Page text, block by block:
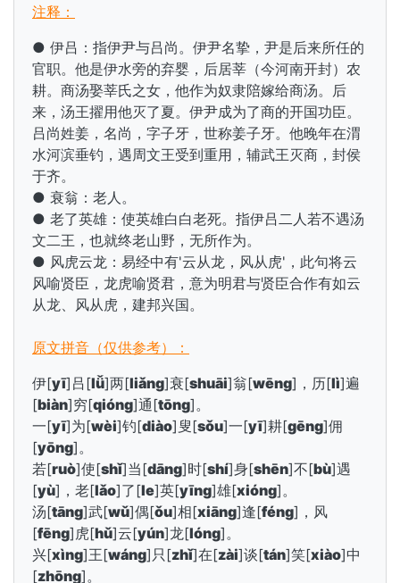
注释：
● 伊吕：指伊尹与吕尚。伊尹名挚，尹是后来所任的
官职。他是伊水旁的弃婴，后居莘（今河南开封）农
耕。商汤娶莘氏之女，他作为奴隶陪嫁给商汤。后
来，汤王擢用他灭了夏。伊尹成为了商的开国功臣。
吕尚姓姜，名尚，字子牙，世称姜子牙。他晚年在渭
水河滨垂钓，遇周文王受到重用，辅武王灭商，封侯
于齐。
● 衰翁：老人。
● 老了英雄：使英雄白白老死。指伊吕二人若不遇汤
文二王，也就终老山野，无所作为。
● 风虎云龙：易经中有'云从龙，风从虎'，此句将云
风喻贤臣，龙虎喻贤君，意为明君与贤臣合作有如云
从龙、风从虎，建邦兴国。
原文拼音（仅供参考）：
伊[yī]吕[lǚ]两[liǎng]衰[shuāi]翁[wēng]，历[lì]遍
[biàn]穷[qióng]通[tōng]。
一[yī]为[wèi]钓[diào]叟[sǒu]一[yī]耕[gēng]佣
[yōng]。
若[ruò]使[shǐ]当[dāng]时[shí]身[shēn]不[bù]遇
[yù]，老[lǎo]了[le]英[yīng]雄[xióng]。
汤[tāng]武[wǔ]偶[ǒu]相[xiāng]逢[féng]，风
[fēng]虎[hǔ]云[yún]龙[lóng]。
兴[xìng]王[wáng]只[zhǐ]在[zài]谈[tán]笑[xiào]中
[zhōng]。